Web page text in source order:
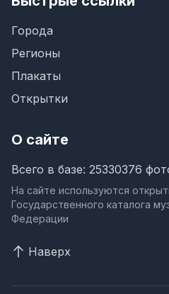
Города
Регионы
Плакаты
Открытки
О сайте
Всего в базе: 25330376
На сайте используются
Государственного каталога
Федерации
Наверх